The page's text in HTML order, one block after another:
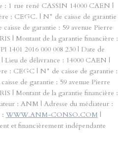
: 1 rue rené CASSIN 14000 CAEN |
: CEGC. | N° de caisse de garantie
caisse de garantie : 59 avenue Pierre
| Montant de la garantie financière :
1401 2016 000 008 230 | Date de
Lieu de délivrance : 14000 CAEN |
: CEGC | N° de caisse de garantie :
de garantie : 59 avenue Pierre
| Montant de la garantie financière :
: ANM | Adresse du médiateur :
: WWW.ANM-CONSO.COM |
et financièrement indépendante